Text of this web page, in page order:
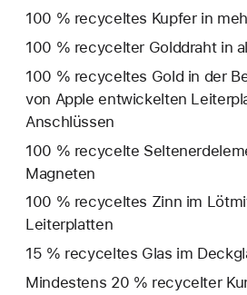
100 % recyceltes Kupfer in
100 % recycelter Golddraht in
100 % recyceltes Gold in der
von Apple entwickelten
Anschlüssen
100 % recycelte
Magneten
100 % recyceltes Zinn im
Leiterplatten
15 % recyceltes Glas im
Mindestens 20 % recycelter